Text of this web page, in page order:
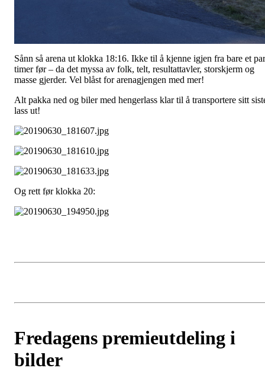
Sånn så arena ut klokka 18:16. Ikke til å kjenne igjen fra bare et par
timer før – da det myssa av folk, telt, resultattavler, storskjerm og
masse gjerder. Vel blåst for arenagjengen med mer!
Alt pakka ned og biler med hengerlass klar til å transportere sitt
lass ut!
Og rett før klokka 20:
Fredagens premieutdeling i
bilder